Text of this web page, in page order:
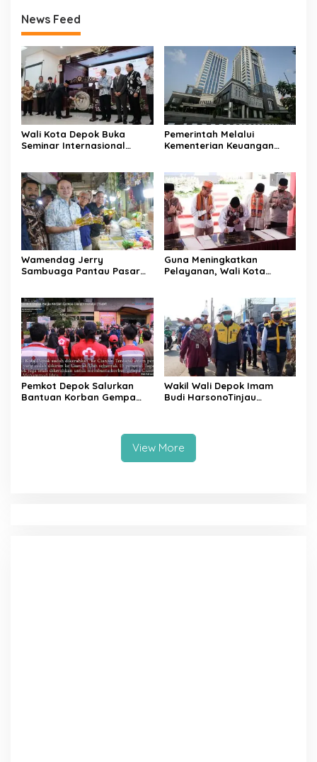
News Feed
Wali Kota Depok Buka
Seminar Internasional
Pemerintah Melalui
Kementerian Keuangan
Wamendag Jerry
Sambuaga Pantau Pasar
dan Harga Terkendali
Guna Meningkatkan
Pelayanan, Wali Kota
Kantor Pemerintahan
Pemkot Depok Salurkan
Bantuan Korban Gempa
Wakil Wali Depok Imam
Budi HarsonoTinjau
View More